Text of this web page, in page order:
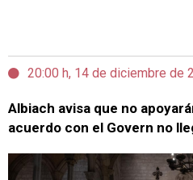
20:00 h, 14 de diciembre de
Albiach avisa que no
acuerdo con el Govern no